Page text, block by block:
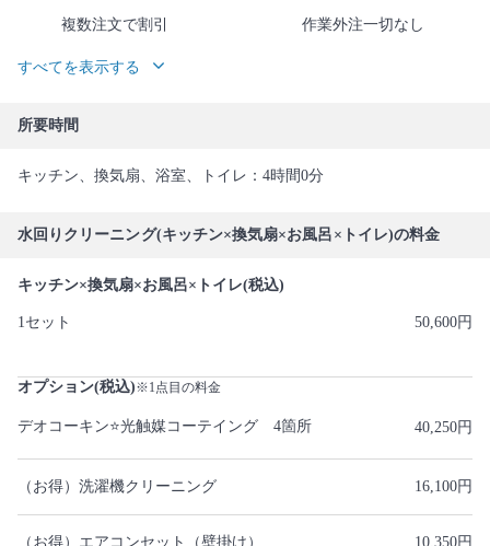
複数注文で割引 作業外注一切なし
すべてを表示する
所要時間
キッチン、換気扇、浴室、トイレ：4時間0分
水回りクリーニング(キッチン×換気扇×お風呂×トイレ)の料金
キッチン×換気扇×お風呂×トイレ(税込)
1セット 50,600円
オプション(税込)※1点目の料金
デオコーキン⭐️光触媒コーテイング 4箇所 40,250円
（お得）洗濯機クリーニング 16,100円
（お得）エアコンセット（壁掛け） 10,350円